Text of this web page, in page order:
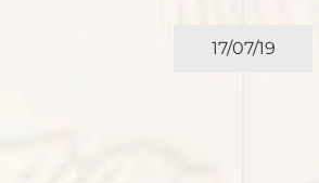
17/07/19